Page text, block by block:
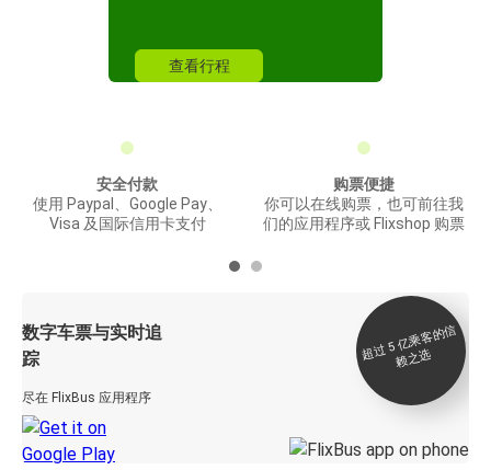
查看行程
安全付款
使用 Paypal、Google Pay、
Visa 及国际信用卡支付
购票便捷
你可以在线购票，也可前往我
们的应用程序或 Flixshop 购票
数字车票与实时追
踪
尽在 FlixBus 应用程序
超
过 5
亿
乘
客
的
信
赖
之
选